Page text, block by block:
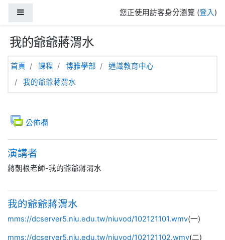
您正使用訪客身分瀏覽 (登入)
我的爺爺蔣渭水
首頁 課程 博雅學部
通識教育中心
我的爺爺蔣渭水
主題大綱
一般公佈欄
討論區
演講者
蔣朝根老師-我的爺爺蔣渭水
我的爺爺蔣渭水
mms://dcserver5.niu.edu.tw/niuvod/102121101.wmv(一)
mms://dcserver5.niu.edu.tw/niuvod/102121102.wmv(二)